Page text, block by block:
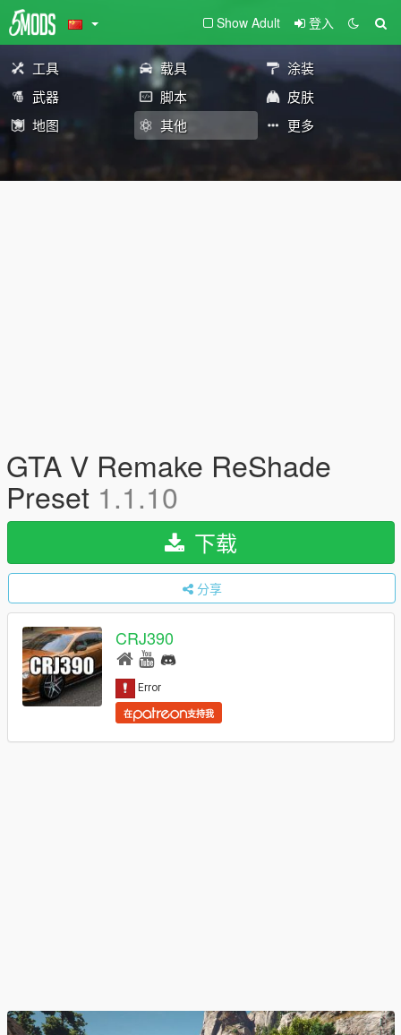
Show Adult 登入
工具 载具
涂装
武器
脚本
皮肤
地图
其他 更多
GTA V Remake ReShade
Preset 1.1.10
下载
分享
CRJ390
在 支持我